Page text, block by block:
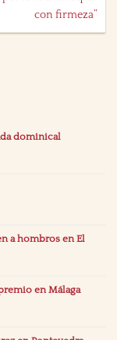
con firmeza”
dominical
a hombros en El
en Málaga